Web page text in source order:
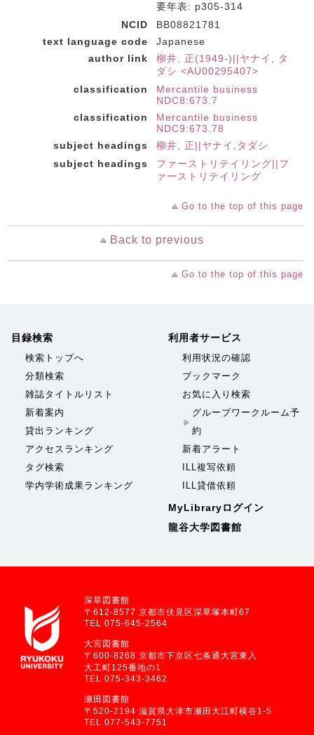
要年表: p305-314
NCID
BB08821781
text language code
Japanese
author link
柳井, 正(1949-)||ヤナイ, タ
ダシ <AU00295407>
classification
Mercantile business
NDC8:673.7
classification
Mercantile business
NDC9:673.78
subject headings
柳井, 正||ヤナイ,タダシ
subject headings
ファーストリテイリング||フ
ァーストリテイリング
Go to the top of this page
Back to previous
Go to the top of this page
目録検索
検索トップへ
分類検索
雑誌タイトルリスト
新着案内
貸出ランキング
アクセスランキング
タグ検索
学内学術成果ランキング
利用者サービス
利用状況の確認
ブックマーク
お気に入り検索
グループワークルーム予
約
新着アラート
ILL複写依頼
ILL貸借依頼
MyLibraryログイン
龍谷大学図書館
深草図書館
〒612-8577 京都市伏見区深草塚本町67
TEL 075-645-2564
大宮図書館
〒600-8268 京都市下京区七条通大宮東入
大工町125番地の1
TEL 075-343-3462
瀬田図書館
〒520-2194 滋賀県大津市瀬田大江町横谷1-5
TEL 077-543-7751